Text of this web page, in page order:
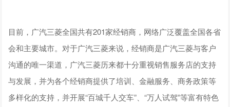
目前，广汽三菱全国共有201家经销商，网络广泛覆盖全国各省
会和主要城市。对于广汽三菱来说，经销商是广汽三菱与客户
沟通的唯一渠道，广汽三菱历来都十分重视销售服务店的支持
与发展，并为各个经销商提供了培训、金融服务、商务政策等
多样化的支持，并开展“百城千人交车”、“万人试驾”等富有特色